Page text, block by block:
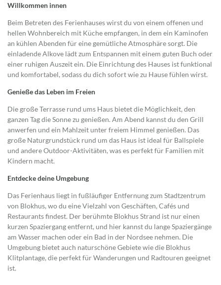
Willkommen innen
Beim Betreten des Ferienhauses wirst du von einem offenen und
hellen Wohnbereich mit Küche empfangen, in dem ein Kaminofen
an kühlen Abenden für eine gemütliche Atmosphäre sorgt. Die
einladende Alkove lädt zum Entspannen mit einem guten Buch oder
einer ruhigen Auszeit ein. Die Einrichtung des Hauses ist funktional
und komfortabel, sodass du dich sofort wie zu Hause fühlen wirst.
Genieße das Leben im Freien
Die große Terrasse rund ums Haus bietet die Möglichkeit, den
ganzen Tag die Sonne zu genießen. Am Abend kannst du den Grill
anwerfen und ein Mahlzeit unter freiem Himmel genießen. Das
große Naturgrundstück rund um das Haus ist ideal für Ballspiele
und andere Outdoor-Aktivitäten, was es perfekt für Familien mit
Kindern macht.
Entdecke deine Umgebung
Das Ferienhaus liegt in fußläufiger Entfernung zum Stadtzentrum
von Blokhus, wo du eine Vielzahl von Geschäften, Cafés und
Restaurants findest. Der berühmte Blokhus Strand ist nur einen
kurzen Spaziergang entfernt, und hier kannst du lange Spaziergänge
am Wasser machen oder ein Bad in der Nordsee nehmen. Die
Umgebung bietet auch naturschöne Gebiete wie die Blokhus
Klitplantage, die perfekt für Wanderungen und Radtouren geeignet
ist.